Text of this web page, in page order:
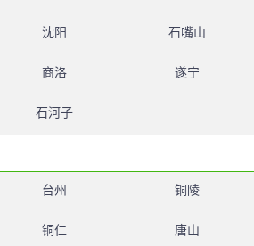
沈阳 石嘴山
商洛 遂宁
石河子
台州 铜陵
铜仁 唐山